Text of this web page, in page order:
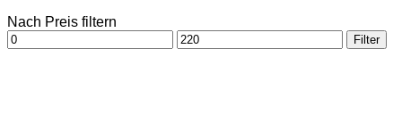
Nach Preis filtern
Min.
Preis
Max.
Preis
Filter